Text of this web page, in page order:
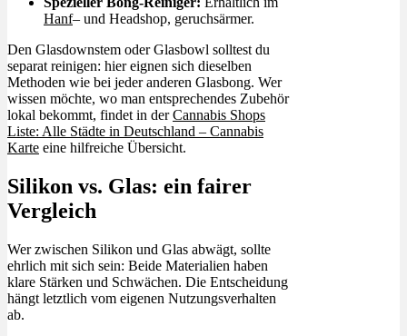
Hanf– und Headshop, geruchsärmer.
Den Glasdownstem oder Glasbowl solltest du
separat reinigen: hier eignen sich dieselben
Methoden wie bei jeder anderen Glasbong. Wer
wissen möchte, wo man entsprechendes Zubehör
lokal bekommt, findet in derCannabis Shops
Liste: Alle Städte in Deutschland – Cannabis
Karte eine hilfreiche Übersicht.
Silikon vs. Glas: ein fairer
Vergleich
Wer zwischen Silikon und Glas abwägt, sollte
ehrlich mit sich sein: Beide Materialien haben
klare Stärken und Schwächen. Die Entscheidung
hängt letztlich vom eigenen Nutzungsverhalten
ab.